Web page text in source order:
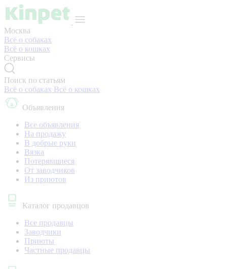
Москва
Всё о собаках
Всё о кошках
Сервисы
Поиск по статьям
Всё о собаках Всё о кошках
Объявления
Все объявления
На продажу
В добрые руки
Вязка
Потерявшиеся
От заводчиков
Из приютов
Каталог продавцов
Все продавцы
Заводчики
Приюты
Частные продавцы